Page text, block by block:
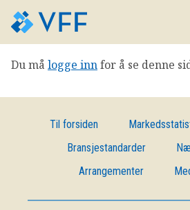
TIL FORSIDEN
MARKEDSSTATISTIKK
Du må logge innfor å se denne
Til forsiden
Bransjestandarder
Arrangementer